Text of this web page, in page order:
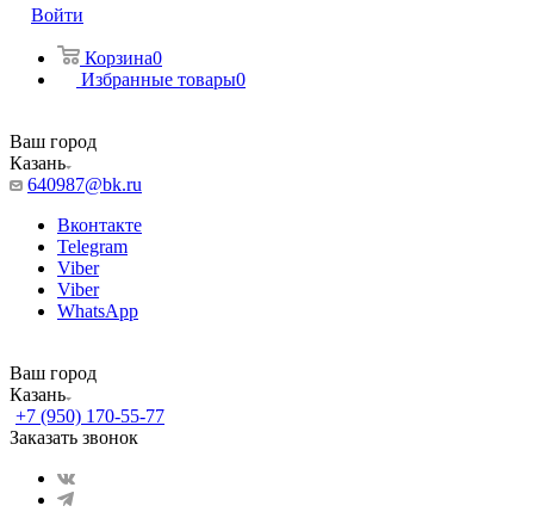
Войти
Корзина0
Избранные товары0
Ваш город
Казань
640987@bk.ru
Вконтакте
Telegram
Viber
Viber
WhatsApp
Ваш город
Казань
+7 (950) 170-55-77
Заказать звонок